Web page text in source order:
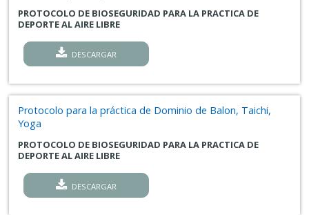
PROTOCOLO DE BIOSEGURIDAD PARA LA PRACTICA DE
DEPORTE AL AIRE LIBRE
DESCARGAR
Protocolo para la práctica de Dominio de Balon, Taichi,
Yoga
PROTOCOLO DE BIOSEGURIDAD PARA LA PRACTICA DE
DEPORTE AL AIRE LIBRE
DESCARGAR